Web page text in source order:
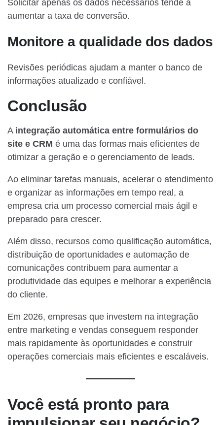
Solicitar apenas os dados necessários tende a
aumentar a taxa de conversão.
Monitore a qualidade dos dados
Revisões periódicas ajudam a manter o banco de
informações atualizado e confiável.
Conclusão
A integração automática entre formulários do
site e CRM é uma das formas mais eficientes de
otimizar a geração e o gerenciamento de leads.
Ao eliminar tarefas manuais, acelerar o atendimento
e organizar as informações em tempo real, a
empresa cria um processo comercial mais ágil e
preparado para crescer.
Além disso, recursos como qualificação automática,
distribuição de oportunidades e automação de
comunicações contribuem para aumentar a
produtividade das equipes e melhorar a experiência
do cliente.
Em 2026, empresas que investem na integração
entre marketing e vendas conseguem responder
mais rapidamente às oportunidades e construir
operações comerciais mais eficientes e escaláveis.
Você está pronto para